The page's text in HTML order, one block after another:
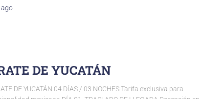
ago
DE YUCATÁN
DE YUCATÁN 04 DÍAS / 03 NOCHES Tarifa exclusiva para